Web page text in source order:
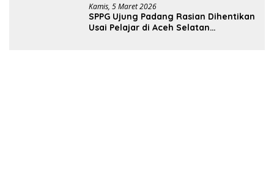
Kamis, 5 Maret 2026
SPPG Ujung Padang Rasian Dihentikan
Usai Pelajar di Aceh Selatan